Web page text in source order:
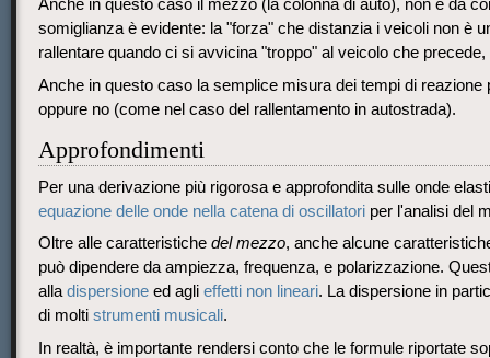
somiglianza è evidente: la "forza" che distanzia i veicoli non è
rallentare quando ci si avvicina "troppo" al veicolo che
Anche in questo caso la semplice misura dei tempi di
oppure no (come nel caso del rallentamento in autostrada).
Approfondimenti
Per una derivazione più rigorosa e approfondita sulle onde
equazione delle onde nella catena di oscillatori per l'analisi del
Oltre alle caratteristiche del mezzo, anche alcune
può dipendere da ampiezza, frequenza, e polarizzazione.
alla dispersione ed agli effetti non lineari. La dispersione in
di molti strumenti musicali.
In realtà, è importante rendersi conto che le formule riportate